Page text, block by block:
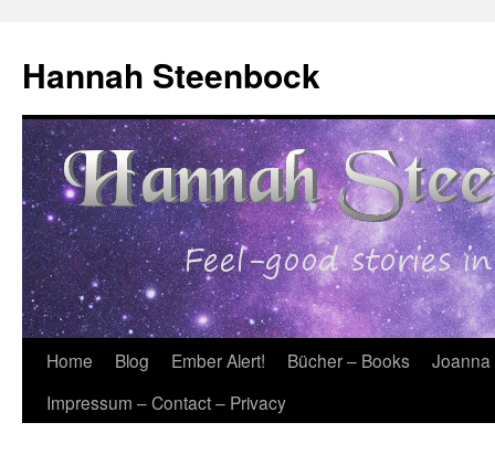
content
Hannah Steenbock
Home Blog Ember Alert! Bücher – Books
Joanna
Impressum – Contact – Privacy